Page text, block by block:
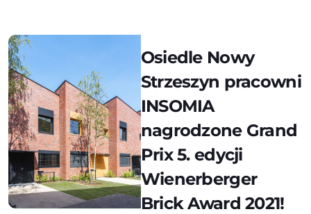
Osiedle Nowy
Strzeszyn pracowni
INSOMIA
nagrodzone Grand
Prix 5. edycji
Wienerberger
Brick Award 2021!